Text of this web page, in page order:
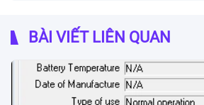
BÀI VIẾT LIÊN QUAN